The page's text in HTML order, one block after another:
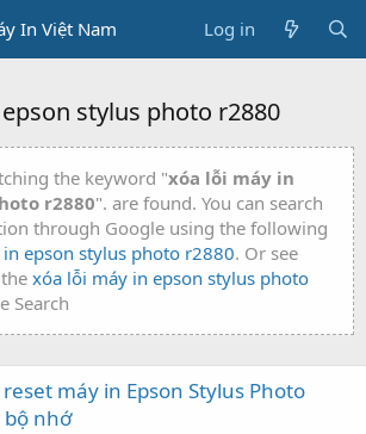
In Việt Nam Log in
stylus photo r2880
the keyword "xóa lỗi máy in
r2880". are found. You can search
through Google using the following
epson stylus photo r2880. Or see
xóa lỗi máy in epson stylus photo
Search
máy in Epson Stylus Photo
bộ nhớ